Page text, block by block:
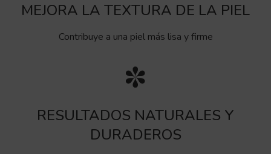
MEJORA LA TEXTURA DE LA PIEL
Contribuye a una piel más lisa y firme
RESULTADOS NATURALES Y
DURADEROS